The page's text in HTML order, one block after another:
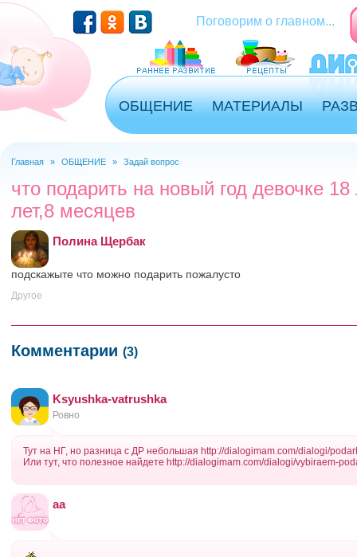
Перейти к основному содержанию
Поговорим о главном...
ОБЩЕНИЕ МАТЕРИАЛЫ
Главная » ОБЩЕНИЕ » Задай вопрос
что подарить на новый год девочке 18
лет,8 месяцев
Полина Щербак
подскажыте что можно подарить пожалусто
Другое
Комментарии (3)
Ksyushka-vatrushka
Ровно
Тут на НГ, но разница с ДР небольшая http://dialogimam.com/dialogi/
Или тут, что полезное найдете http://dialogimam.com/dialogi/vybiraem-
аа